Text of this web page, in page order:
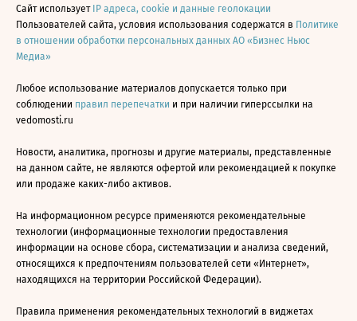
Сайт использует IP адреса, cookie и данные геолокации
Пользователей сайта, условия использования содержатся в Политике
в отношении обработки персональных данных АО «Бизнес Ньюс
Медиа»
Любое использование материалов допускается только при
соблюдении правил перепечатки и при наличии гиперссылки на
vedomosti.ru
Новости, аналитика, прогнозы и другие материалы, представленные
на данном сайте, не являются офертой или рекомендацией к покупке
или продаже каких-либо активов.
На информационном ресурсе применяются рекомендательные
технологии (информационные технологии предоставления
информации на основе сбора, систематизации и анализа сведений,
относящихся к предпочтениям пользователей сети «Интернет»,
находящихся на территории Российской Федерации).
Правила применения рекомендательных технологий в виджетах